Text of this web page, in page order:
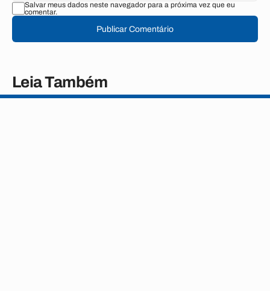
Salvar meus dados neste navegador para a próxima vez que eu
comentar.
Publicar Comentário
Leia Também